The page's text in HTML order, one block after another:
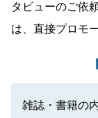
タビューのご依
は、直接プロモ
雑誌・書籍の